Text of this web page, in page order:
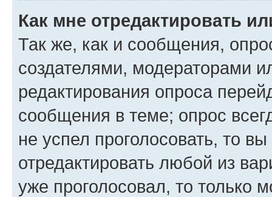
Как мне отредактировать
Так же, как и сообщения,
создателями, модераторами
редактирования опроса
сообщения в теме; опрос
не успел проголосовать, то
отредактировать любой из
уже проголосовал, то только